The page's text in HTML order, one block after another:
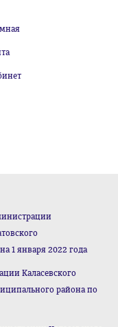
1 января 2022 года
Каласевского
района по